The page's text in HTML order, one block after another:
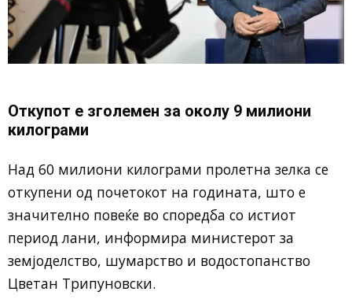
Откупот е зголемен за околу 9 милиони
килограми
Над 60 милиони килограми пролетна зелка се
откупени од почетокот на годината, што е
значително повеќе во споредба со истиот
период лани, информира министерот за
земјоделство, шумарство и водостопанство
Цветан Трипуновски.